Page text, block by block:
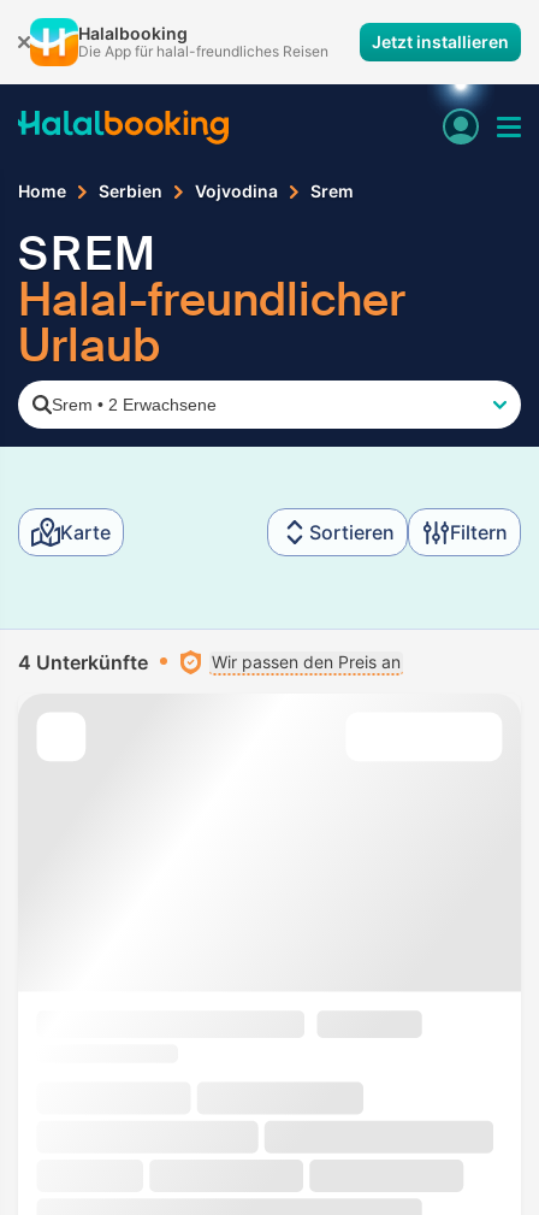
Halalbooking
Die App für halal-freundliches Reisen Jetzt installieren
Home Serbien Vojvodina Srem
SREM
Halal-freundlicher
Urlaub
Srem • 2 Erwachsene
Karte Sortieren Filtern
4 Unterkünfte Wir passen den Preis an